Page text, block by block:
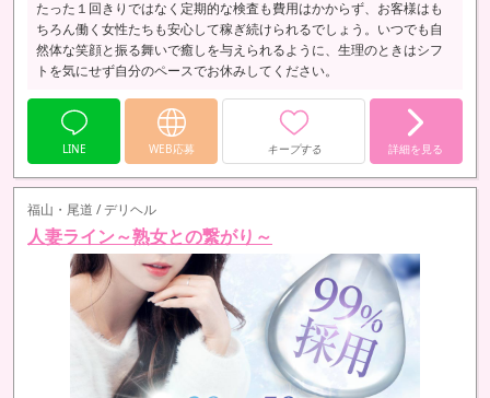
たった１回きりではなく定期的な検査も費用はかからず、お客様はも
ちろん働く女性たちも安心して稼ぎ続けられるでしょう。いつでも自
然体な笑顔と振る舞いで癒しを与えられるように、生理のときはシフ
トを気にせず自分のペースでお休みしてください。
LINE WEB応募 キープする 詳細を見る
福山・尾道 / デリヘル
人妻ライン～熟女との繋がり～